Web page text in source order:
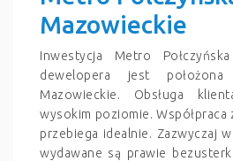
Mazowieckie
Inwestycja Metro
dewelopera jest
Mazowieckie. Obsługa
wysokim poziomie.
przebiega idealnie. Zazwyczaj
wydawane są prawie